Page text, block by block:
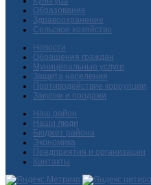
Образование
Здравоохранение
Сельское хозяйство
Новости
Обращения граждан
Муниципальные услуги
Защита населения
Противодействие коррупции
Закупки и продажи
Наш район
Наши люди
Бюджет района
Экономика
Предприятия и организации
Контакты